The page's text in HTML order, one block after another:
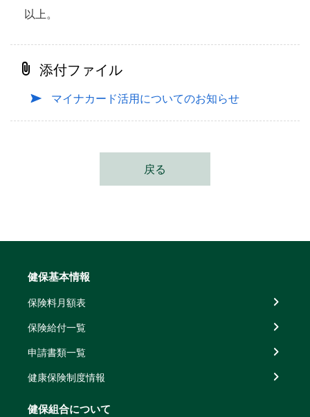
以上。
添付ファイル
マイナカード活用についてのお知らせ
戻る
健保基本情報
保険料月額表
保険給付一覧
申請書類一覧
健康保険制度情報
健保組合について